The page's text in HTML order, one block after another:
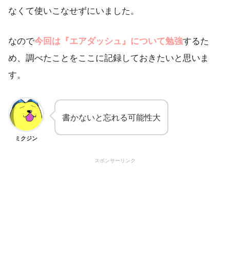
なくて使いこなせずにいました。
なので今回は『エアダッシュ』について勉強するた
め、調べたことをここに記録しておきたいと思いま
す。
ミクジン
書かないと忘れる可能性大
スポンサーリンク